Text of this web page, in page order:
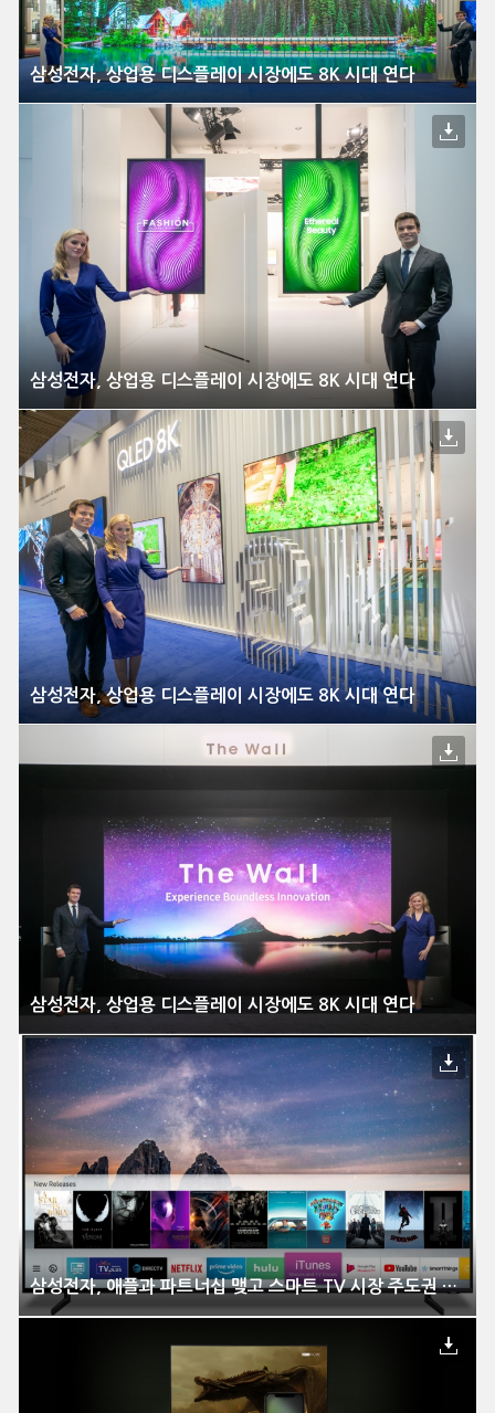
삼성전자, 상업용 디스플레이 시장에도 8K 시대 연다
삼성전자, 상업용 디스플레이 시장에도 8K 시대 연다
삼성전자, 상업용 디스플레이 시장에도 8K 시대 연다
삼성전자, 상업용 디스플레이 시장에도 8K 시대 연다
삼성전자, 애플과 파트너십 맺고 스마트 TV 시장 주도권 강화